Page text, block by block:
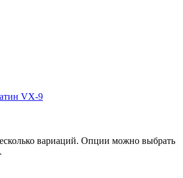
VX-9
вариаций. Опции можно выбрать